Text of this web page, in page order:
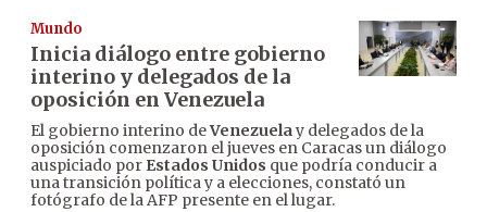
Mundo
Inicia diálogo entre gobierno
interino y delegados de la
oposición en Venezuela
El gobierno interino deVenezuelay delegados de la
oposición comenzaron el jueves en Caracas un diálogo
auspiciado por Estados Unidos que podría conducir a
una transición política y a elecciones, constató un
fotógrafo de la AFP presente en el lugar.